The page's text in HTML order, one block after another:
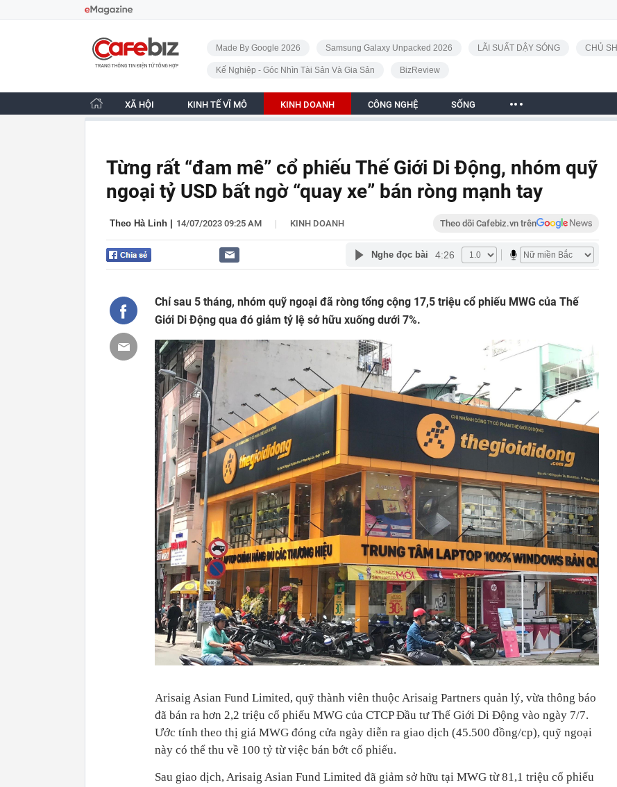
CafeBiz - Trang chủ
Made By Google 2026 Samsung Galaxy Unpacked 2026 LÃI SUẤT DẬY SÓNG CHỦ
Kế Nghiệp - Góc Nhìn Tài Sản Và Gia Sản BizReview
XÃ HỘI KINH TẾ VĨ MÔ KINH DOANH CÔNG NGHỆ SỐNG
Từng rất “đam mê” cổ phiếu Thế Giới Di Động, nhóm quỹ
ngoại tỷ USD bất ngờ “quay xe” bán ròng mạnh tay
Theo Hà Linh 14/07/2023 09:25 AM | KINH DOANH Theo dõi Cafebiz.vn trên
Nghe đọc bài 4:26
Chỉ sau 5 tháng, nhóm quỹ ngoại đã ròng tổng cộng 17,5 triệu cổ phiếu MWG của Thế
Giới Di Động qua đó giảm tỷ lệ sở hữu xuống dưới 7%.
Arisaig Asian Fund Limited, quỹ thành viên thuộc Arisaig Partners quản lý, vừa thông báo
đã bán ra hơn 2,2 triệu cổ phiếu MWG của CTCP Đầu tư Thế Giới Di Động vào ngày 7/7.
Ước tính theo thị giá MWG đóng cửa ngày diễn ra giao dịch (45.500 đồng/cp), quỹ ngoại
này có thể thu về 100 tỷ từ việc bán bớt cổ phiếu.
Sau giao dịch, Arisaig Asian Fund Limited đã giảm sở hữu tại MWG từ 81,1 triệu cổ phiếu